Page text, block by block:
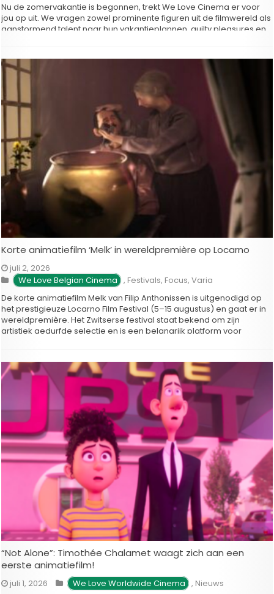
Nu de zomervakantie is begonnen, trekt We Love Cinema er voor
jou op uit. We vragen zowel prominente figuren uit de filmwereld als
aanstormend talent naar hun vakantieplannen, guilty pleasures en
Korte animatiefilm ‘Melk’ in wereldpremière op Locarno
juli 2, 2026
We Love Belgian Cinema , Festivals, Focus,Varia
De korte animatiefilm Melk van Filip Anthonissen is uitgenodigd op
het prestigieuze Locarno Film Festival (5–15 augustus) en gaat er in
wereldpremière. Het Zwitserse festival staat bekend om zijn
artistiek gedurfde selectie en is een belangrijk platform voor
“Not Alone”: Timothée Chalamet waagt zich aan een
eerste animatiefilm!
juli 1, 2026 We Love Worldwide Cinema , Nieuws